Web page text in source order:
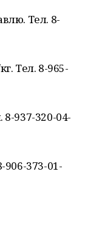
Тел. 8-
Тел. 8-965-
8-937-320-04-
906-373-01-